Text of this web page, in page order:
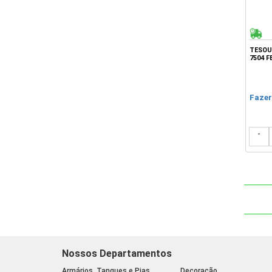
7504
-
Nossos Departamentos